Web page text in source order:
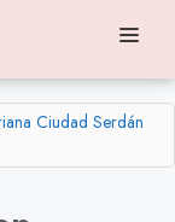
Ciudad Serdán